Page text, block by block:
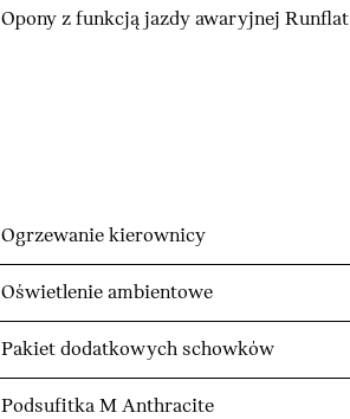
Opony z funkcją jazdy awaryjnej Runflat
Ogrzewanie kierownicy
Oświetlenie ambientowe
Pakiet dodatkowych schowków
Podsufitka M Anthracite